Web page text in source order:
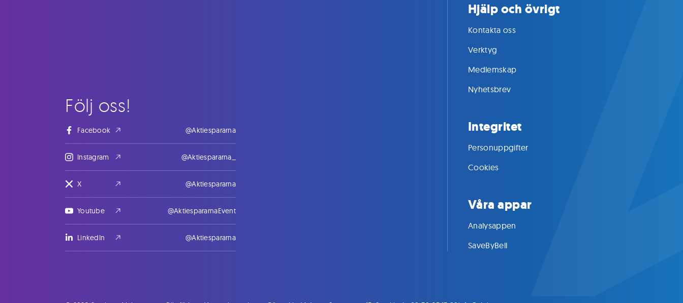
Följ oss!
Facebook @Aktiespararna
Instagram @Aktiespararna_
X @Aktiespararna
Youtube @AktiespararnaEvent
LinkedIn @Aktiespararna
Hjälp och övrigt
Kontakta oss
Verktyg
Medlemskap
Nyhetsbrev
Integritet
Personuppgifter
Cookies
Våra appar
Analysappen
SaveByBell